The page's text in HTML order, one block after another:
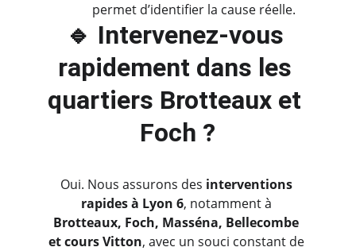
permet d’identifier la cause réelle.
🔹 Intervenez-vous
rapidement dans les
quartiers Brotteaux et
Foch ?
Oui. Nous assurons des interventions
rapides à Lyon 6, notamment à
Brotteaux, Foch, Masséna, Bellecombe
et cours Vitton, avec un souci constant de